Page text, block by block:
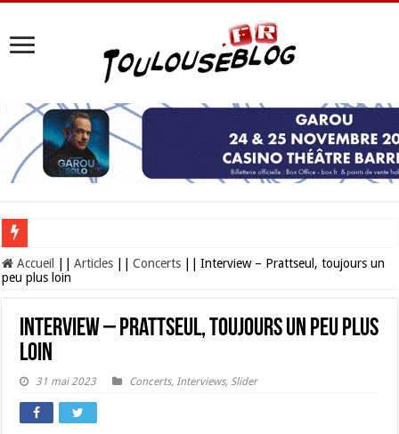
Les Nocturnes de la Cité de l’espace 2026 : l’événement incontournable de
Accueil Articles Concerts
Interview – Prattseul, toujours un
peu plus loin
Interview – Prattseul, toujours un peu plus
loin
31 mai 2023 Concerts,Interviews, Slider